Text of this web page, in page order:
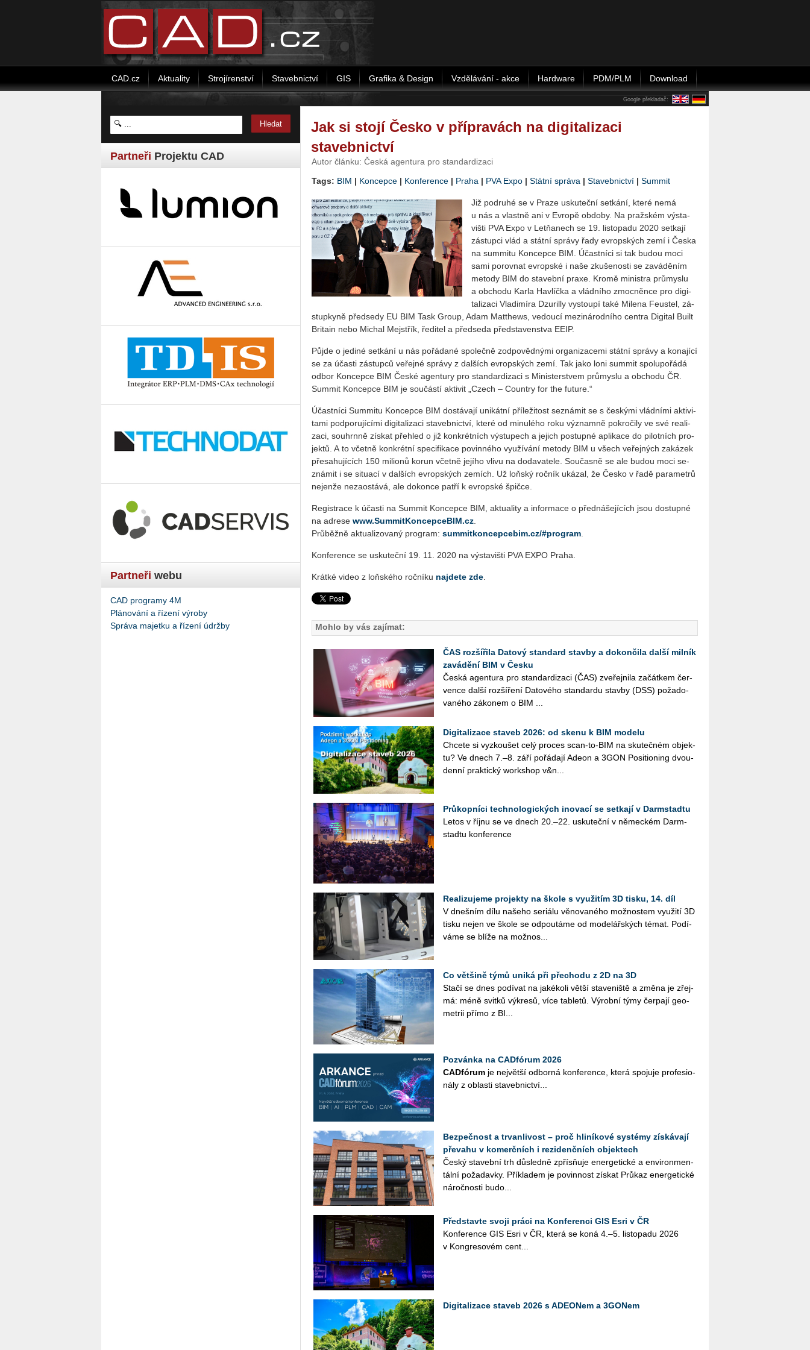
CAD.cz Aktuality Strojírenství Stavebnictví GIS Grafika & Design Vzdělávání - akce Hardware PDM/PLM Download
Google překladač:
Partneři Projektu CAD
Partneři webu
CAD programy 4M
Plánování a řízení výroby
Správa majetku a řízení údržby
Jak si stojí Česko v přípravách na digitalizaci
stavebnictví
Autor článku: Česká agentura pro standardizaci
Tags: BIM | Koncepce | Konference | Praha | PVA Expo | Státní správa | Stavebnictví | Summit
Již po­dru­hé se v Praze usku­teč­ní se­tká­ní, které nemá
u nás a vlast­ně ani v Ev­ro­pě ob­do­by. Na praž­ském vý­sta­
viš­ti PVA Expo v Letňanech se 19. lis­to­pa­du 2020 se­t­ka­jí
zá­stup­ci vlád a stát­ní sprá­vy řady ev­rop­ských zemí i Česka
na sum­mi­tu Kon­cep­ce BIM. Účast­ní­ci si tak budou moci
sami po­rov­nat ev­rop­ské i naše zku­še­nos­ti se za­vá­dě­ním
me­to­dy BIM do sta­veb­ní praxe. Kromě mi­nis­t­ra prů­mys­lu
a ob­cho­du Karla Havlíč­ka a vlád­ní­ho zmoc­něn­ce pro di­gi­
ta­li­za­ci Vla­di­mí­ra Dzu­rilly vy­stou­pí také Mi­le­na Fe­ustel, zá­
stup­ky­ně před­se­dy EU BIM Task Group, Adam Matthews, ve­dou­cí me­zi­ná­rod­ní­ho cen­t­ra Di­gi­tal Built
Bri­ta­in nebo Mi­chal Mej­střík, ře­di­tel a před­se­da před­sta­ven­stva EEIP.
Půjde o je­di­né se­tká­ní u nás po­řá­da­né spo­leč­ně zod­po­věd­ný­mi or­ga­ni­za­ce­mi stát­ní sprá­vy a ko­na­jí­cí
se za účas­ti zá­stup­ců ve­řej­né sprá­vy z dal­ších ev­rop­ských zemí. Tak jako loni sum­mit spo­lupo­řá­dá
odbor Kon­cep­ce BIM České agen­tu­ry pro stan­dar­di­za­ci s Mi­nis­ter­stvem prů­mys­lu a ob­cho­du ČR.
Sum­mit Kon­cep­ce BIM je sou­čás­tí ak­ti­vit „Czech – Coun­t­ry for the fu­tu­re.“
Účast­ní­ci Sum­mi­tu Kon­cep­ce BIM do­stá­va­jí uni­kát­ní pří­le­ži­tost se­zná­mit se s čes­ký­mi vlád­ní­mi ak­ti­vi­
ta­mi pod­po­ru­jí­cí­mi di­gi­ta­li­za­ci sta­veb­nic­tví, které od mi­nu­lé­ho roku vý­znam­ně po­kro­či­ly ve své re­a­li­
za­ci, sou­hrn­ně zís­kat pře­hled o již kon­krét­ních vý­stu­pech a je­jich po­stup­né apli­ka­ce do pi­lot­ních pro­
jek­tů. A to včet­ně kon­krét­ní spe­ci­fi­ka­ce po­vin­né­ho vy­u­ží­vá­ní me­to­dy BIM u všech ve­řej­ných za­ká­zek
pře­sa­hu­jí­cích 150 mi­li­o­nů korun včet­ně je­jí­ho vlivu na do­da­va­te­le. Sou­čas­ně se ale budou moci se­
zná­mit i se si­tu­a­cí v dal­ších ev­rop­ských ze­mích. Už loňský roč­ník uká­zal, že Česko v řadě pa­ra­me­t­rů
nejen­že ne­za­os­tá­vá, ale do­kon­ce patří k ev­rop­ské špič­ce.
Re­gis­tra­ce k účas­ti na Sum­mit Kon­cep­ce BIM, ak­tu­a­li­ty a in­for­ma­ce o před­ná­še­jí­cích jsou do­stup­né
na ad­re­se www.SummitKoncepceBIM.cz
Prů­běž­ně ak­tu­a­li­zo­va­ný pro­gram: summitkoncepcebim.cz/#program
Kon­fe­ren­ce se usku­teč­ní 19. 11. 2020 na vý­sta­viš­ti PVA EXPO Praha.
Krát­ké video z loňského roč­ní­ku na­jde­te zde
Mohlo by vás zajímat:
ČAS rozšířila Datový standard stavby a dokončila další milník
zavádění BIM v Česku
Česká agen­tu­ra pro stan­dar­di­za­ci (ČAS) zve­řej­ni­la za­čát­kem čer­
ven­ce další roz­ší­ře­ní Da­to­vé­ho stan­dar­du stav­by (DSS) po­ža­do­
va­né­ho zá­ko­nem o BIM ...
Digitalizace staveb 2026: od skenu k BIM modelu
Chce­te si vy­zkou­šet celý pro­ces scan-to-BIM na sku­teč­ném ob­jek­
tu? Ve dnech 7.–8. září po­řá­da­jí Adeon a 3GON Po­si­ti­o­ning dvou­
den­ní prak­tic­ký work­shop v&n...
Průkopníci technologických inovací se setkají v Darmstadtu
Letos v říjnu se ve dnech 20.–22. usku­teč­ní v ně­mec­kém Darm­
sta­d­tu kon­fe­ren­ce
Realizujeme projekty na škole s využitím 3D tisku, 14. díl
V dneš­ním dílu na­še­ho se­ri­á­lu vě­no­va­né­ho mož­nos­tem vy­u­ži­tí 3D
tisku nejen ve škole se od­pou­tá­me od mo­de­lář­ských témat. Po­dí­
vá­me se blíže na mož­nos­...
Co většině týmů uniká při přechodu z 2D na 3D
Stačí se dnes po­dí­vat na ja­ké­ko­li větší sta­ve­niš­tě a změna je zřej­
má: méně svit­ků vý­kre­sů, více table­tů. Vý­rob­ní týmy čer­pa­jí ge­o­
me­t­rii přímo z BI...
Pozvánka na CADfórum 2026
CAD­fó­rum je nej­vět­ší od­bor­ná kon­fe­ren­ce, která spo­ju­je pro­fe­si­o­
ná­ly z ob­las­ti sta­veb­nic­tví...
Bezpečnost a trvanlivost – proč hliníkové systémy získávají
převahu v komerčních i rezidenčních objektech
Český sta­veb­ní trh dů­sled­ně zpřísňuje ener­ge­tic­ké a en­vi­ron­men­
tál­ní po­ža­dav­ky. Pří­kla­dem je po­vin­nost zís­kat Prů­kaz ener­ge­tic­ké
ná­roč­nos­ti bu­do­...
Představte svoji práci na Konferenci GIS Esri v ČR
Kon­fe­ren­ce GIS Esri v ČR, která se koná 4.–5. lis­to­pa­du 2026
v Kon­gre­so­vém cen­t­...
Digitalizace staveb 2026 s ADEONem a 3GONem